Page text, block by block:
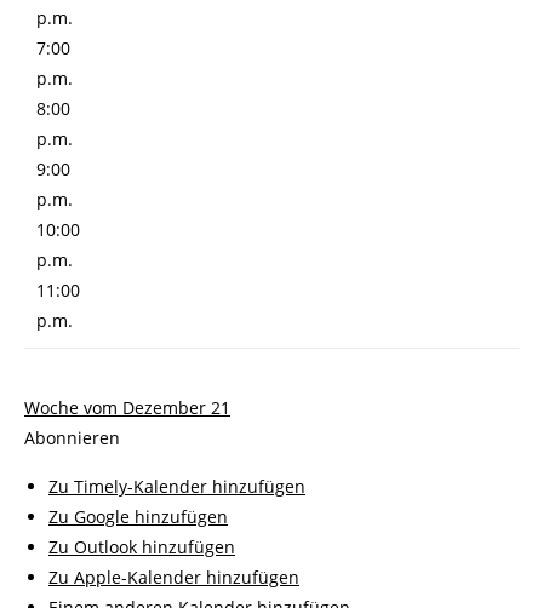
p.m.
7:00
p.m.
8:00
p.m.
9:00
p.m.
10:00
p.m.
11:00
p.m.
Woche vom Dezember 21
Abonnieren
Zu Timely-Kalender hinzufügen
Zu Google hinzufügen
Zu Outlook hinzufügen
Zu Apple-Kalender hinzufügen